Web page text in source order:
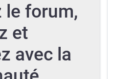
le forum,
et
avec la